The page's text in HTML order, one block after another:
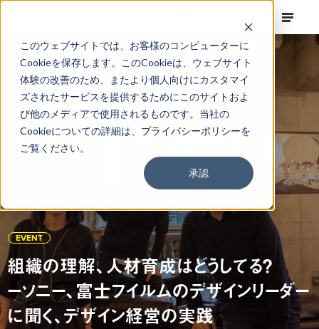
このウェブサイトでは、お客様のコンピューターに
Cookieを保存します。このCookieは、ウェブサイト
体験の改善のため、またより個人向けにカスタマイ
ズされたサービスを提供するためにこのサイトおよ
び他のメディアで使用されるものです。当社の
Cookieについての詳細は、 プライバシーポリシーを
ご覧ください。
承認
EVENT
組織の理解、人材育成はどうしてる？
ーソニー、富士フイルムのデザインリーダー
に聞く、デザイン経営の実践